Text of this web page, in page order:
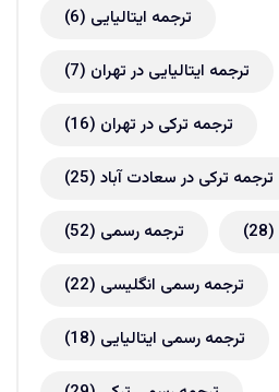
ترجمه ایتالیایی (6)
ترجمه ایتالیایی در تهران (7)
ترجمه ترکی در تهران (16)
ترجمه ترکی در سعادت آباد (25)
ترجمه رسمی (52) (28)
ترجمه رسمی انگلیسی (22)
ترجمه رسمی ایتالیایی (18)